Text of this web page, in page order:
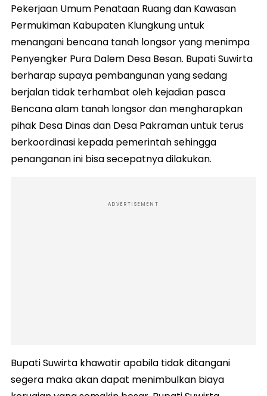
Pekerjaan Umum Penataan Ruang dan Kawasan
Permukiman Kabupaten Klungkung untuk
menangani bencana tanah longsor yang menimpa
Penyengker Pura Dalem Desa Besan. Bupati Suwirta
berharap supaya pembangunan yang sedang
berjalan tidak terhambat oleh kejadian pasca
Bencana alam tanah longsor dan mengharapkan
pihak Desa Dinas dan Desa Pakraman untuk terus
berkoordinasi kepada pemerintah sehingga
penanganan ini bisa secepatnya dilakukan.
ADVERTISEMENT
Bupati Suwirta khawatir apabila tidak ditangani
segera maka akan dapat menimbulkan biaya